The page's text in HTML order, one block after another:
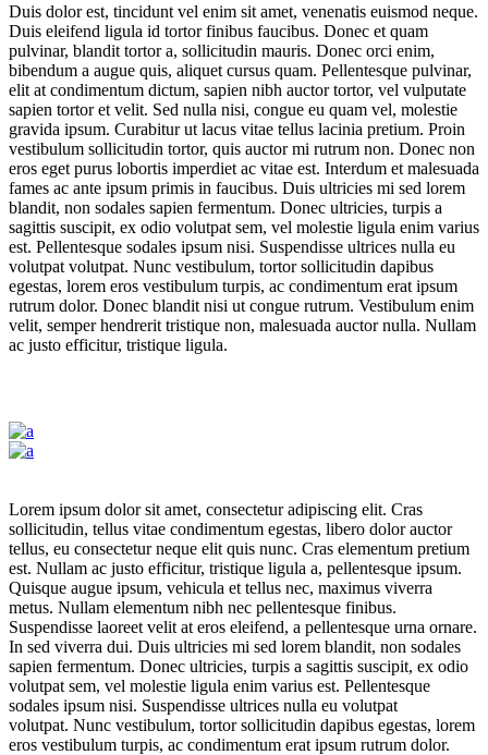
Duis dolor est, tincidunt vel enim sit amet, venenatis euismod neque.
Duis eleifend ligula id tortor finibus faucibus. Donec et quam
pulvinar, blandit tortor a, sollicitudin mauris. Donec orci enim,
bibendum a augue quis, aliquet cursus quam. Pellentesque pulvinar,
elit at condimentum dictum, sapien nibh auctor tortor, vel vulputate
sapien tortor et velit. Sed nulla nisi, congue eu quam vel, molestie
gravida ipsum. Curabitur ut lacus vitae tellus lacinia pretium. Proin
vestibulum sollicitudin tortor, quis auctor mi rutrum non. Donec non
eros eget purus lobortis imperdiet ac vitae est. Interdum et malesuada
fames ac ante ipsum primis in faucibus. Duis ultricies mi sed lorem
blandit, non sodales sapien fermentum. Donec ultricies, turpis a
sagittis suscipit, ex odio volutpat sem, vel molestie ligula enim varius
est. Pellentesque sodales ipsum nisi. Suspendisse ultrices nulla eu
volutpat volutpat. Nunc vestibulum, tortor sollicitudin dapibus
egestas, lorem eros vestibulum turpis, ac condimentum erat ipsum
rutrum dolor. Donec blandit nisi ut congue rutrum. Vestibulum enim
velit, semper hendrerit tristique non, malesuada auctor nulla. Nullam
ac justo efficitur, tristique ligula.
Lorem ipsum dolor sit amet, consectetur adipiscing elit. Cras
sollicitudin, tellus vitae condimentum egestas, libero dolor auctor
tellus, eu consectetur neque elit quis nunc. Cras elementum pretium
est. Nullam ac justo efficitur, tristique ligula a, pellentesque ipsum.
Quisque augue ipsum, vehicula et tellus nec, maximus viverra
metus. Nullam elementum nibh nec pellentesque finibus.
Suspendisse laoreet velit at eros eleifend, a pellentesque urna ornare.
In sed viverra dui. Duis ultricies mi sed lorem blandit, non sodales
sapien fermentum. Donec ultricies, turpis a sagittis suscipit, ex odio
volutpat sem, vel molestie ligula enim varius est. Pellentesque
sodales ipsum nisi. Suspendisse ultrices nulla eu volutpat
volutpat. Nunc vestibulum, tortor sollicitudin dapibus egestas, lorem
eros vestibulum turpis, ac condimentum erat ipsum rutrum dolor.